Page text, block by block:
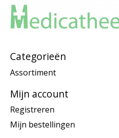
Categorieën
Assortiment
Mijn account
Registreren
Mijn bestellingen